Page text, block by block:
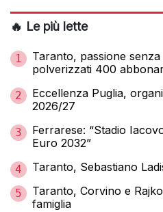
🔥 Le più lette
1
Taranto, passione
polverizzati 400
2
Eccellenza Puglia,
2026/27
3
Ferrarese: “Stadio
Euro 2032”
4 Taranto, Sebastiano
5
Taranto, Corvino e
famiglia